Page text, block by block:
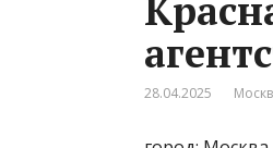
28.04.2025